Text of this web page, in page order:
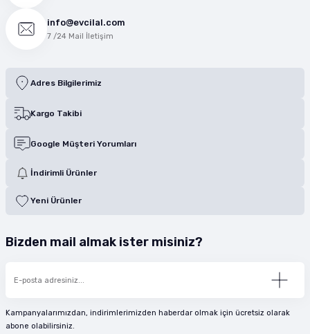
info@evcilal.com
7 /24 Mail İletişim
Adres Bilgilerimiz
Kargo Takibi
Google Müşteri Yorumları
İndirimli Ürünler
Yeni Ürünler
Bizden mail almak ister misiniz?
Kampanyalarımızdan, indirimlerimizden haberdar olmak için ücretsiz olarak
abone olabilirsiniz.